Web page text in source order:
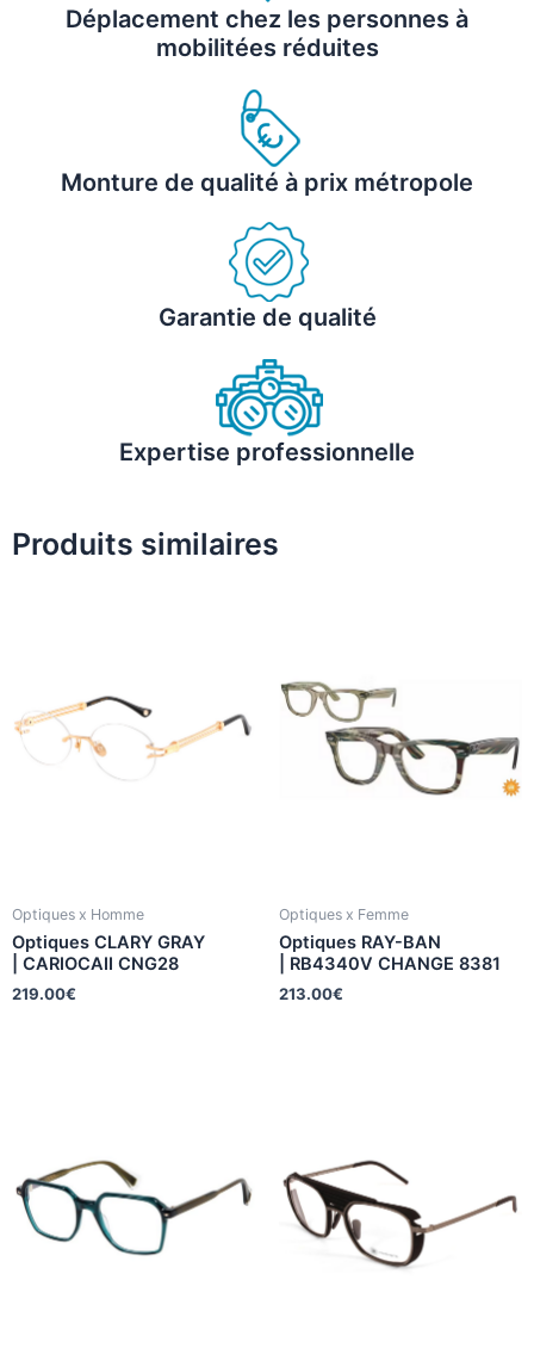
Déplacement chez les personnes à
mobilitées réduites
Monture de qualité à prix métropole
Garantie de qualité
Expertise professionnelle
Produits similaires
Optiques x Homme
Optiques CLARY GRAY
| CARIOCAII CNG28
219.00€
Optiques x Femme
Optiques RAY-BAN
| RB4340V CHANGE 8381
213.00€